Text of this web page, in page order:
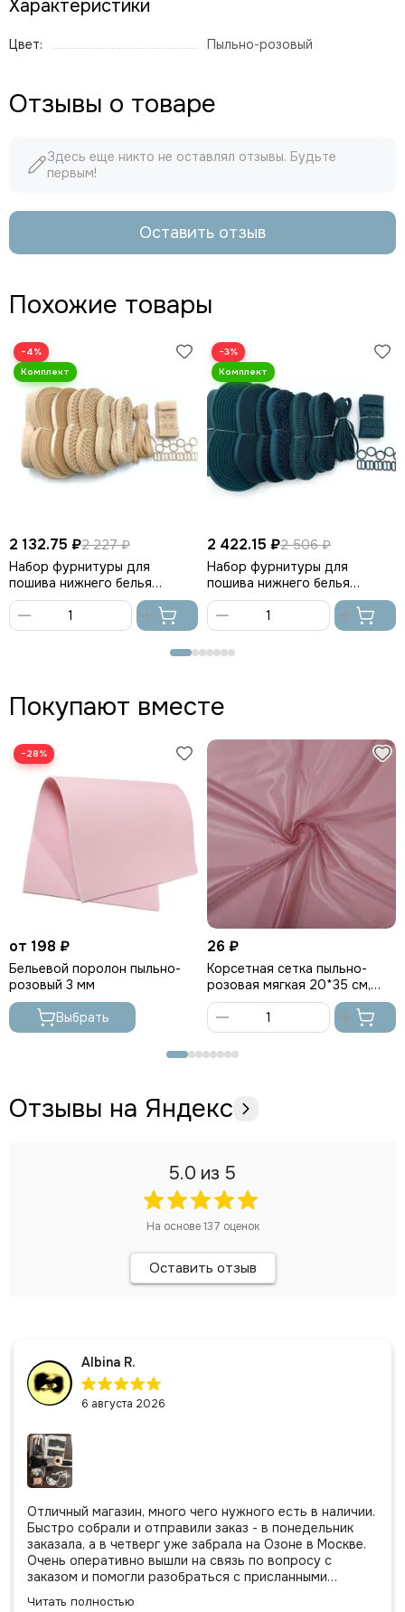
Характеристики
Цвет: Пыльно-розовый
Отзывы о товаре
Здесь еще никто не оставлял отзывы. Будьте
первым!
Оставить отзыв
Похожие товары
−4%
2 132.75 ₽2 227 ₽
Набор фурнитуры для
пошива нижнего белья
(бежевый)
корзину
−3%
2 422.15 ₽2 506 ₽
Набор фурнитуры для
пошива нижнего белья
(изумруд)
Покупают вместе
−28%
от 198 ₽
Бельевой поролон пыльно-
розовый 3 мм
Выбрать
26 ₽
Корсетная cетка пыльно-
розовая мягкая 20*35 см,
Турция
Отзывы на Яндекс
5.0 из 5
На основе137 оценок
Оставить отзыв
Albina R.
6 августа 2026
Отличный магазин, много чего нужного есть в наличии.
Быстро собрали и отправили заказ - в понедельник
заказала, а в четверг уже забрала на Озоне в Москве.
Очень оперативно вышли на связь по вопросу с
заказом и помогли разобраться с присланными
Читать полностью